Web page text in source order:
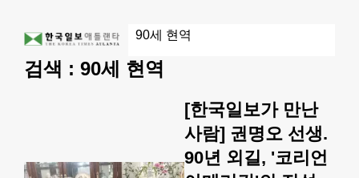
검색 : 90세 현역
[한국일보가 만난
사람] 권명오 선생.
90년 외길, '코리언